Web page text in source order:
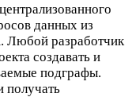
данных из
Любой разработчик
создавать и
подграфы.